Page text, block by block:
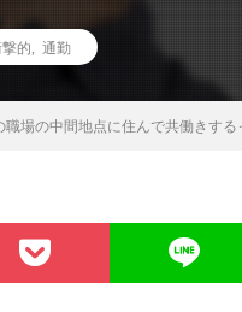
的 通勤
場の中間地点に住んで共働きす